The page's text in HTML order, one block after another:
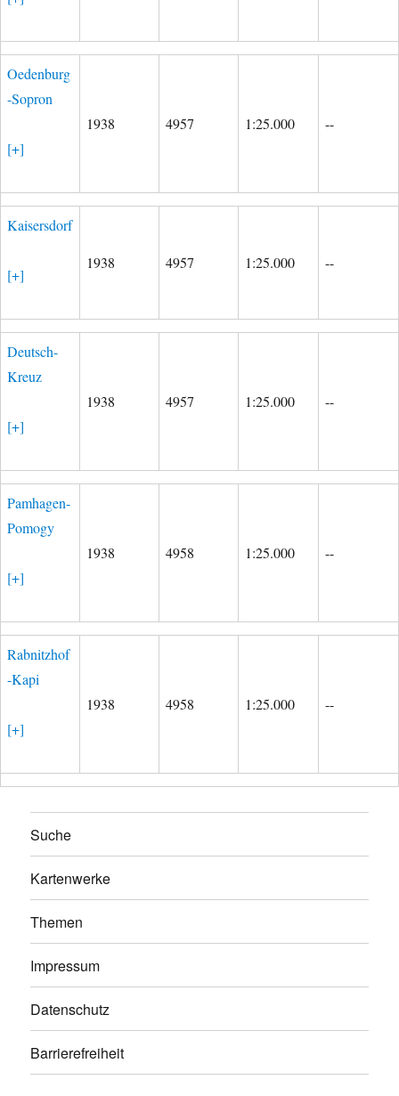
Oedenburg
-Sopron
[+]
1938 4957 1:25.000 --
Kaisersdorf
[+]
1938 4957 1:25.000 --
Deutsch-
Kreuz
[+]
1938 4957 1:25.000 --
Pamhagen-
Pomogy
[+]
1938 4958 1:25.000 --
Rabnitzhof
-Kapi
[+]
1938 4958 1:25.000 --
Suche
Kartenwerke
Themen
Impressum
Datenschutz
Barrierefreiheit